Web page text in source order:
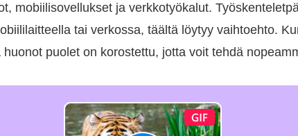
mobiilisovellukset ja verkkotyökalut.
tai verkossa, täältä löytyy vaihtoehto.
puolet on korostettu, jotta voit tehdä